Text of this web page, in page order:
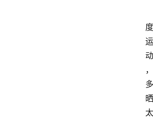
度
运
动
，
多
晒
太